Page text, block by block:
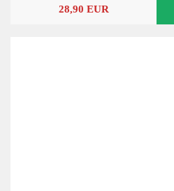
28,90 EUR